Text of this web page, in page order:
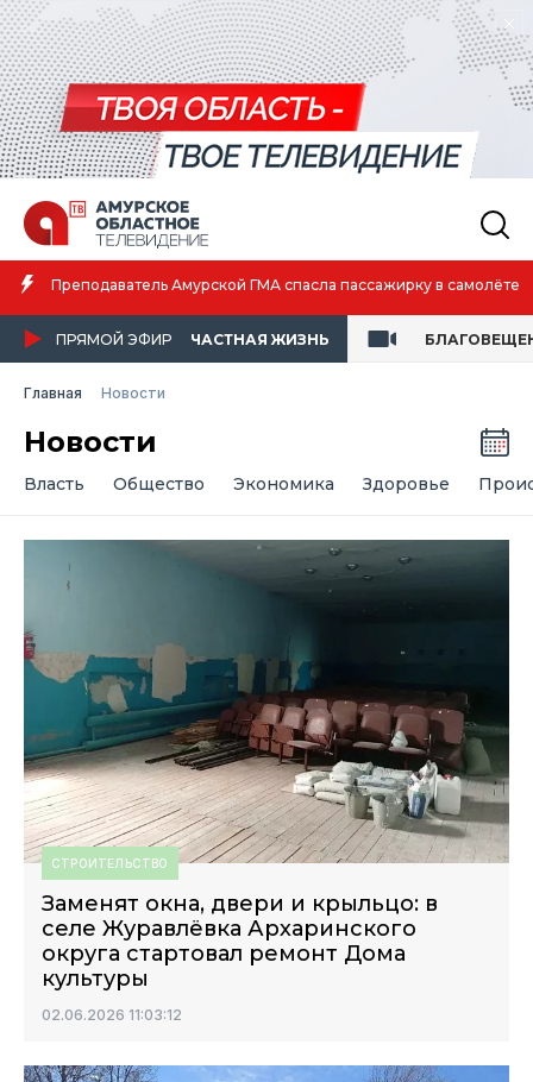
Амурская спортсменка выиграла первенство России по лёгкой
атлетике
ПРЯМОЙ ЭФИР ЧАСТНАЯ ЖИЗНЬ
Главная Новости
Новости
Власть Общество Экономика Здоровье
СТРОИТЕЛЬСТВО
Заменят окна, двери и крыльцо: в
селе Журавлёвка Архаринского
округа стартовал ремонт Дома
культуры
02.06.2026 11:03:12